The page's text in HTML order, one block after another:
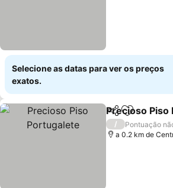
Selecione as datas para ver os preços
exatos.
PartilharAdicionar
Precioso Piso
/
Pontuação
a 0.2 km de